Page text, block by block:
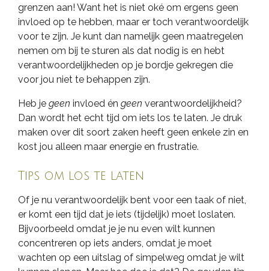
grenzen aan! Want het is niet oké om ergens geen
invloed op te hebben, maar er toch verantwoordelijk
voor te zijn. Je kunt dan namelijk geen maatregelen
nemen om bij te sturen als dat nodig is en hebt
verantwoordelijkheden op je bordje gekregen die
voor jou niet te behappen zijn.
Heb je geen invloed én geen verantwoordelijkheid?
Dan wordt het echt tijd om iets los te laten. Je druk
maken over dit soort zaken heeft geen enkele zin en
kost jou alleen maar energie en frustratie.
Tips om los te laten
Of je nu verantwoordelijk bent voor een taak of niet,
er komt een tijd dat je iets (tijdelijk) moet loslaten.
Bijvoorbeeld omdat je je nu even wilt kunnen
concentreren op iets anders, omdat je moet
wachten op een uitslag of simpelweg omdat je wilt